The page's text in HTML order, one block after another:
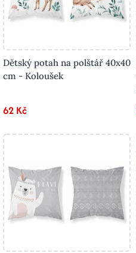
Dětský potah na polštář 40x40
cm - Koloušek
62 Kč